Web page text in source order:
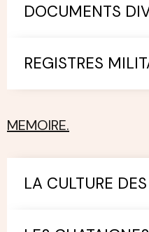
DOCUMENTS
REGISTRES
MEMOIRE.
LA CULTURE